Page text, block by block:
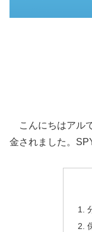
こんにちはアル
金されました。